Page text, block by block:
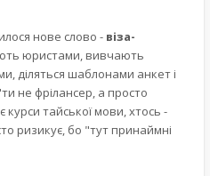
нове слово - віза-
юристами, вивчають
діляться шаблонами анкет і
не фрілансер, а просто
тайської мови, хтось -
ризикує, бо "тут принаймні